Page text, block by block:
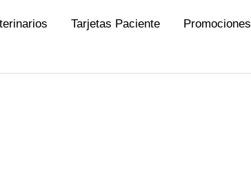
Tarjetas Paciente Promociones